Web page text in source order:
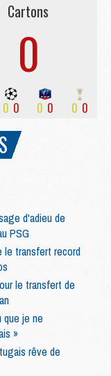
Cartons
0
0 0 0 0 0 0
d'adieu de
PSG
le transfert record
le transfert de
que je ne
»
rêve de